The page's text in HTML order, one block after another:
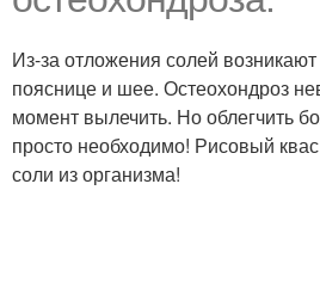
Из-за отложения солей
пояснице и шее. Остеохондроз
момент вылечить. Но облегчить
просто необходимо! Рисовый
соли из организма!